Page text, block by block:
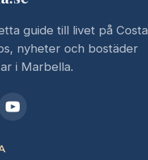
guide till livet på Costa
nyheter och bostäder
i Marbella.